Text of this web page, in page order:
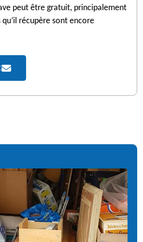
peut être gratuit, principalement
qu’il récupère sont encore